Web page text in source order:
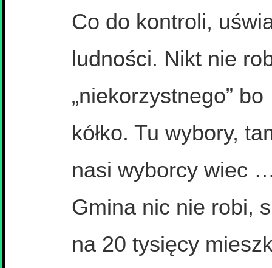
Co do kontroli,
ludności. Nikt nie
„niekorzystnego”
kółko. Tu wybory,
nasi wyborcy wiec
Gmina nic nie robi,
na 20 tysięcy